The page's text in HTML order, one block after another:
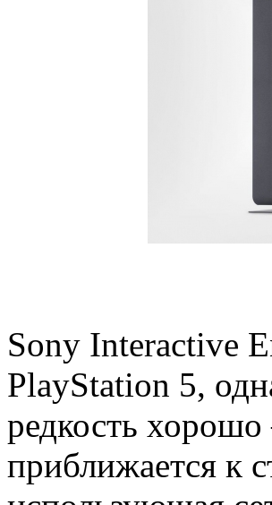
Sony Interactive
PlayStation 5,
редкость
приближается к